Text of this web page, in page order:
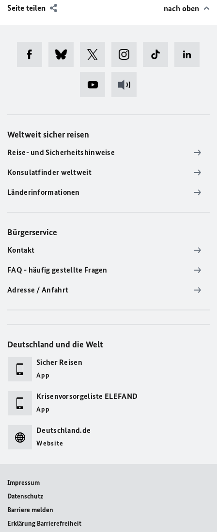
Seite teilen nach oben
Weltweit sicher reisen
Reise- und Sicherheitshinweise
Konsulatfinder weltweit
Länderinformationen
Bürgerservice
Kontakt
FAQ - häufig gestellte Fragen
Adresse / Anfahrt
Deutschland und die Welt
Sicher Reisen
App
Krisenvorsorgeliste ELEFAND
App
Deutschland.de
Website
Impressum
Datenschutz
Barriere melden
Erklärung Barrierefreiheit